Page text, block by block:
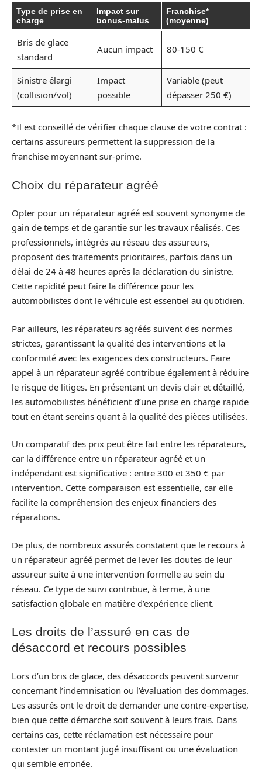
Type de prise en
charge
Impact sur
bonus-malus
Franchise*
(moyenne)
Bris de glace
standard
Aucun impact 80-150 €
Sinistre élargi
(collision/vol)
Impact
possible
Variable (peut
dépasser 250 €)
*Il est conseillé de vérifier chaque clause de votre contrat :
certains assureurs permettent la suppression de la
franchise moyennant sur-prime.
Choix du réparateur agréé
Opter pour un réparateur agréé est souvent synonyme de
gain de temps et de garantie sur les travaux réalisés. Ces
professionnels, intégrés au réseau des assureurs,
proposent des traitements prioritaires, parfois dans un
délai de 24 à 48 heures après la déclaration du sinistre.
Cette rapidité peut faire la différence pour les
automobilistes dont le véhicule est essentiel au quotidien.
Par ailleurs, les réparateurs agréés suivent des normes
strictes, garantissant la qualité des interventions et la
conformité avec les exigences des constructeurs. Faire
appel à un réparateur agréé contribue également à réduire
le risque de litiges. En présentant un devis clair et détaillé,
les automobilistes bénéficient d’une prise en charge rapide
tout en étant sereins quant à la qualité des pièces utilisées.
Un comparatif des prix peut être fait entre les réparateurs,
car la différence entre un réparateur agréé et un
indépendant est significative : entre 300 et 350 € par
intervention. Cette comparaison est essentielle, car elle
facilite la compréhension des enjeux financiers des
réparations.
De plus, de nombreux assurés constatent que le recours à
un réparateur agréé permet de lever les doutes de leur
assureur suite à une intervention formelle au sein du
réseau. Ce type de suivi contribue, à terme, à une
satisfaction globale en matière d’expérience client.
Les droits de l’assuré en cas de
désaccord et recours possibles
Lors d’un bris de glace, des désaccords peuvent survenir
concernant l’indemnisation ou l’évaluation des dommages.
Les assurés ont le droit de demander une contre-expertise,
bien que cette démarche soit souvent à leurs frais. Dans
certains cas, cette réclamation est nécessaire pour
contester un montant jugé insuffisant ou une évaluation
qui semble erronée.